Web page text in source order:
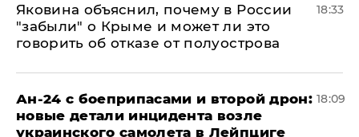
Яковина объяснил, почему в России
"забыли" о Крыме и может ли это
говорить об отказе от полуострова
18:33
Ан-24 с боеприпасами и второй дрон:
новые детали инцидента возле
украинского самолета в Лейпциге
18:09